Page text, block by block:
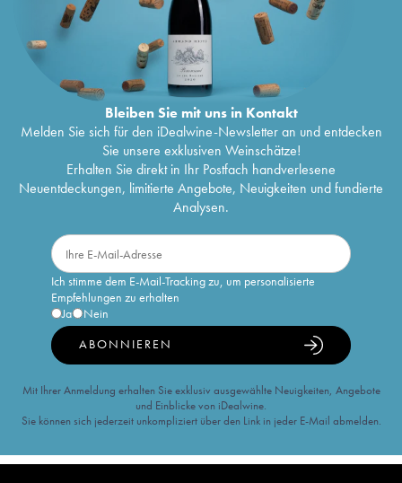
Bleiben Sie mit uns in Kontakt
Melden Sie sich für den iDealwine-Newsletter an und entdecken
Sie unsere exklusiven Weinschätze!
Erhalten Sie direkt in Ihr Postfach handverlesene
Neuentdeckungen, limitierte Angebote, Neuigkeiten und fundierte
Analysen.
Ich stimme dem E-Mail-Tracking zu, um personalisierte
Empfehlungen zu erhalten
Ja
Nein
ABONNIEREN
Mit Ihrer Anmeldung erhalten Sie exklusiv ausgewählte Neuigkeiten, Angebote
und Einblicke von iDealwine.
Sie können sich jederzeit unkompliziert über den Link in jeder E-Mail abmelden.